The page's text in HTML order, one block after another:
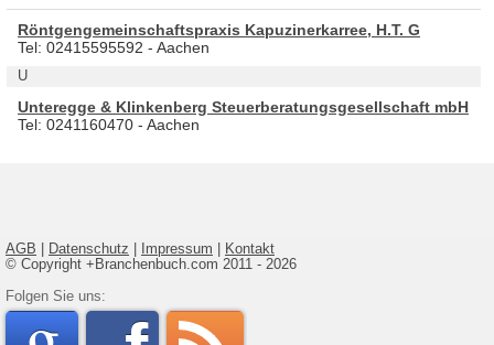
Röntgengemeinschaftspraxis Kapuzinerkarree, H.T. G
Tel: 02415595592 - Aachen
U
Unteregge & Klinkenberg Steuerberatungsgesellschaft mbH
Tel: 0241160470 - Aachen
AGB Datenschutz Impressum
Kontakt
© Copyright +Branchenbuch.com 2011 - 2026
Folgen Sie uns: